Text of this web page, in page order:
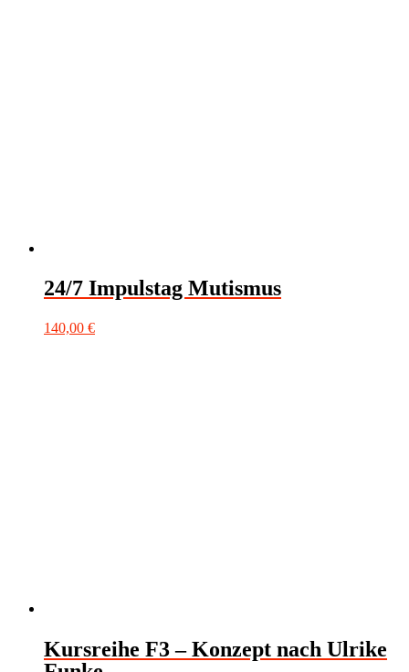
24/7 Impulstag Mutismus
140,00 €
Kursreihe F3 – Konzept nach Ulrike